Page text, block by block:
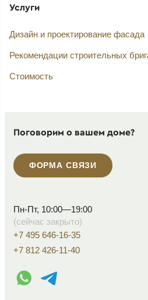
Услуги
Дизайн и проектирование фасада
Рекомендации строительных
Стоимость
Поговорим о вашем доме?
ФОРМА СВЯЗИ
Пн-Пт, 10:00—19:00
(сейчас закрыто)
+7 495 646-16-35
+7 812 426-11-40
WhatsApp контакт
Telegram контакт